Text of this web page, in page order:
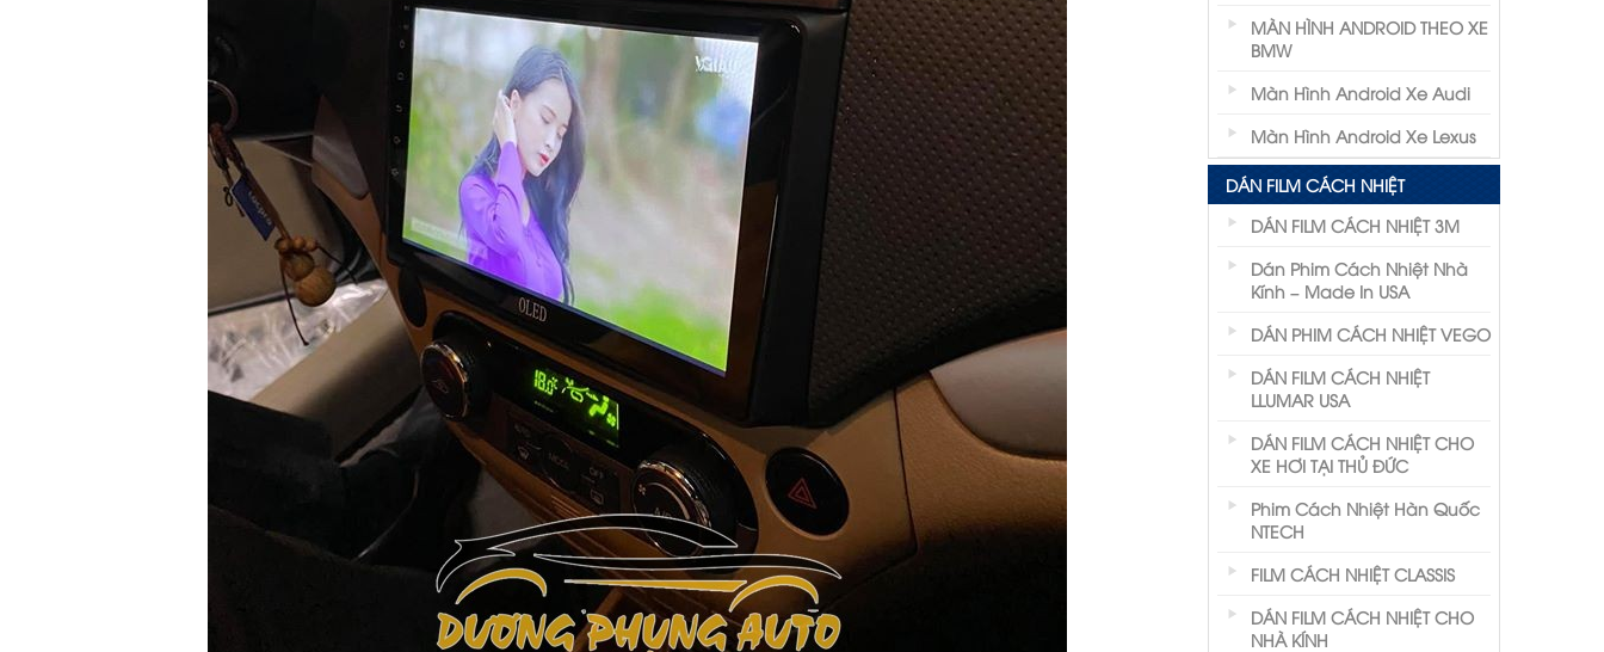
MÀN HÌNH ANDROID THEO XE
BMW
Màn Hình Android Xe Audi
Màn Hình Android Xe Lexus
DÁN FILM CÁCH NHIỆT
DÁN FILM CÁCH NHIỆT 3M
Dán Phim Cách Nhiệt Nhà
Kính – Made In USA
DÁN PHIM CÁCH NHIỆT VEGO
DÁN FILM CÁCH NHIỆT
LLUMAR USA
DÁN FILM CÁCH NHIỆT CHO
XE HƠI TẠI THỦ ĐỨC
Phim Cách Nhiệt Hàn Quốc
NTECH
FILM CÁCH NHIỆT CLASSIS
DÁN FILM CÁCH NHIỆT CHO
NHÀ KÍNH